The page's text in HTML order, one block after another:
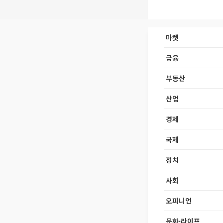
마켓
금융
부동산
산업
경제
국제
정치
사회
오피니언
문화·라이프